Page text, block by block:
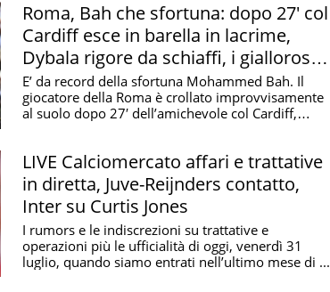
trofei ha vinto
1982-83 e nel 2000-2001
Roma, Bah che sfortuna: dopo 27' col
Cardiff esce in barella in lacrime,
Dybala rigore da schiaffi, i giallorossi
prendono 3 gol in 45'
E’ da record della sfortuna Mohammed Bah. Il
giocatore della Roma è crollato improvvisamente
al suolo dopo 27′ dell’amichevole col Cardiff,
LIVE Calciomercato affari e trattative
in diretta, Juve-Reijnders contatto,
Inter su Curtis Jones
I rumors e le indiscrezioni su trattative e
operazioni più le ufficialità di oggi, venerdì 31
luglio, quando siamo entrati nell’ultimo mese di ...